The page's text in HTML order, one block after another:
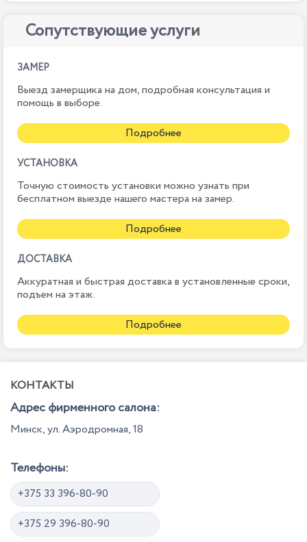
Сопутствующие услуги
ЗАМЕР
Выезд замерщика на дом, подробная консультация и
помощь в выборе.
Подробнее
УСТАНОВКА
Точную стоимость установки можно узнать при
бесплатном выезде нашего мастера на замер.
Подробнее
ДОСТАВКА
Аккуратная и быстрая доставка в установленные сроки,
подъем на этаж.
Подробнее
КОНТАКТЫ
Адрес фирменного салона:
Минск, ул. Аэродромная, 18
Телефоны:
+375 33 396-80-90
+375 29 396-80-90